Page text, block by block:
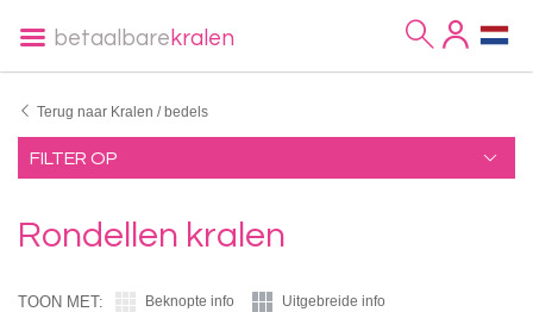
betaalbare kralen
Terug naar Kralen / bedels
FILTER OP
Rondellen kralen
TOON MET: Beknopte info Uitgebreide info